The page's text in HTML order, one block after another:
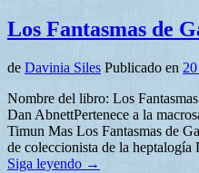
Los Fantasmas de
de Davinia Siles Publicado en
Nombre del libro: Los
Dan AbnettPertenece a la
Timun Mas Los Fantasmas de
de coleccionista de la
Siga leyendo →